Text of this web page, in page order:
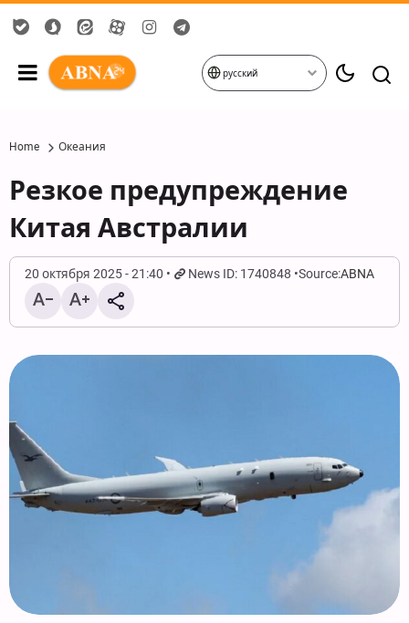
русский
Home Океания
Резкое предупреждение
Китая Австралии
20 октября 2025 - 21:40 News ID: 1740848 Source:ABNA